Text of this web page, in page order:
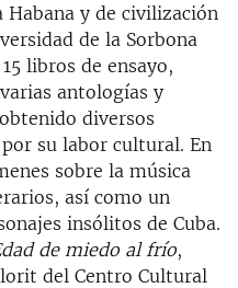
y de civilización
de la Sorbona
libros de ensayo,
antologías y
diversos
su labor cultural. En
sobre la música
así como un
insólitos de Cuba.
de miedo al frío,
del Centro Cultural